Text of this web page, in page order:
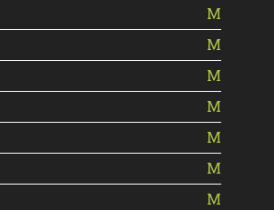
M
M
M
M
M
M
M